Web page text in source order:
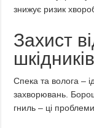
знижує ризик
Захист
шкідників
Спека та волога –
захворювань.
гниль – ці